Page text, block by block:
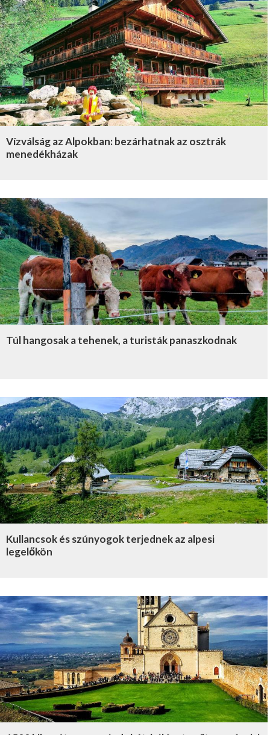
Vízválság az Alpokban: bezárhatnak az osztrák
menedékházak
Túl hangosak a tehenek, a turisták panaszkodnak
Kullancsok és szúnyogok terjednek az alpesi
legelőkön